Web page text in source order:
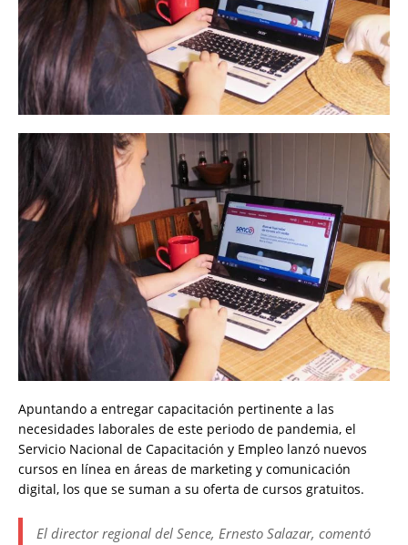
Apuntando a entregar capacitación pertinente a las
necesidades laborales de este periodo de pandemia, el
Servicio Nacional de Capacitación y Empleo lanzó nuevos
cursos en línea en áreas de marketing y comunicación
digital, los que se suman a su oferta de cursos gratuitos.
El director regional del Sence, Ernesto Salazar, comentó